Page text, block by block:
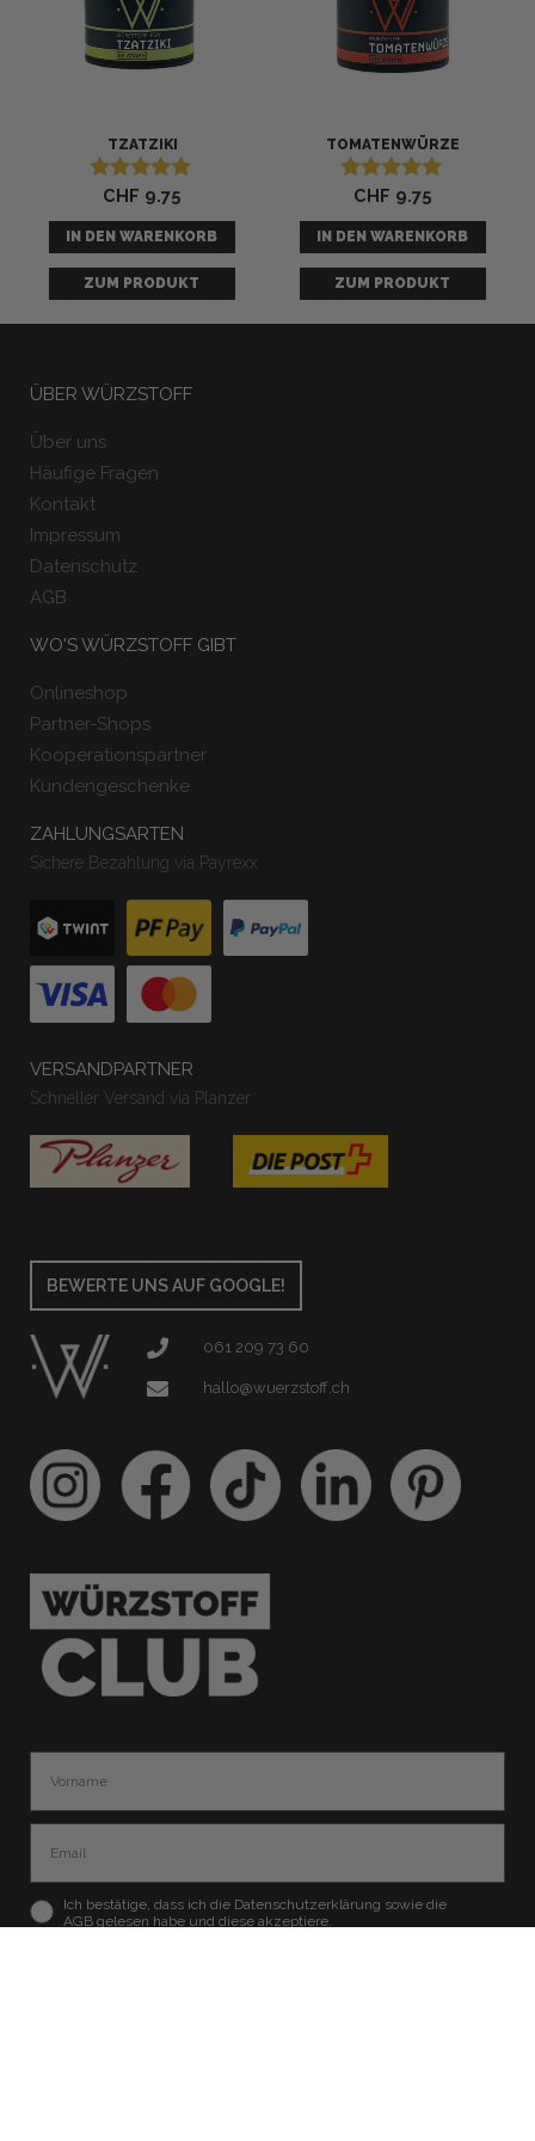
TZATZIKI
Bewertet mit
von 5
CHF 9.75
IN DEN WARENKORB
ZUM PRODUKT
TOMATENWÜRZE
Bewertet mit
von 5
CHF 9.75
IN DEN WARENKORB
ZUM PRODUKT
ÜBER WÜRZSTOFF
Über uns
Häufige Fragen
Kontakt
Impressum
Datenschutz
AGB
WO'S WÜRZSTOFF GIBT
Onlineshop
Partner-Shops
Kooperationspartner
Kundengeschenke
ZAHLUNGSARTEN
Sichere Bezahlung via Payrexx
VERSANDPARTNER
Schneller Versand via Planzer
BEWERTE UNS AUF GOOGLE!
061 209 73 60
hallo@wuerzstoff.ch
Ich bestätige, dass ich die Datenschutzerklärung sowie die
AGB gelesen habe und diese akzeptiere.